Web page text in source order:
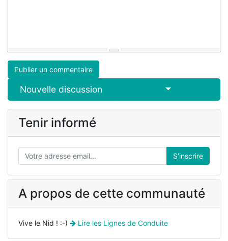
Publier un commentaire
Nouvelle discussion Select Post
Tenir informé
S'inscrire
A propos de cette communauté
Vive le Nid ! :-) Lire les Lignes de Conduite